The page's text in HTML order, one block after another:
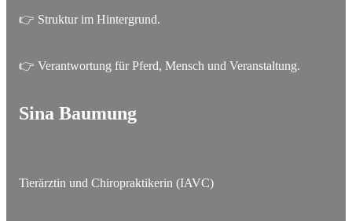
👉 Struktur im Hintergrund.
👉 Verantwortung für Pferd, Mensch und Veranstaltung.
Sina Baumung
Tierärztin und Chiropraktikerin (IAVC)